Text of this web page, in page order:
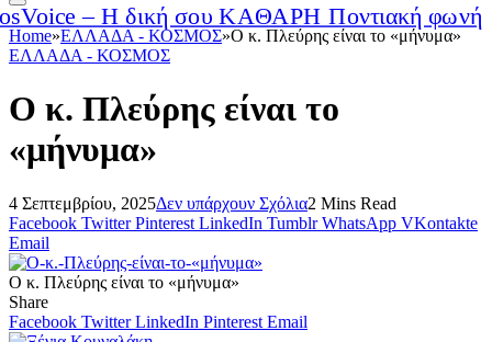
Home»ΕΛΛΑΔΑ - ΚΟΣΜΟΣ»Ο κ. Πλεύρης είναι το «μήνυμα»
ΕΛΛΑΔΑ - ΚΟΣΜΟΣ
Ο κ. Πλεύρης είναι το
«μήνυμα»
4 Σεπτεμβρίου, 2025Δεν υπάρχουν Σχόλια2 Mins Read
Facebook Twitter Pinterest LinkedIn Tumblr WhatsApp VKontakte
Email
Ο κ. Πλεύρης είναι το «μήνυμα»
Share
Facebook Twitter LinkedIn Pinterest Email